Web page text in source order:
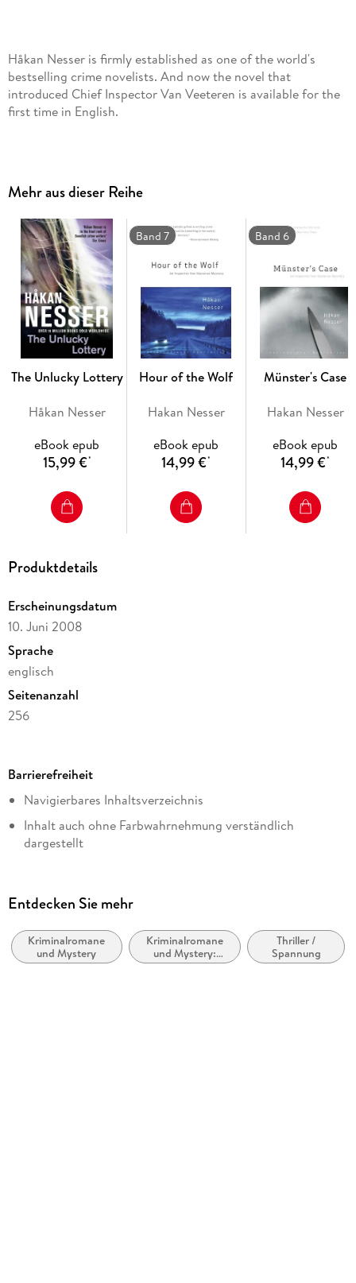
Håkan Nesser is firmly established as one of the world's
bestselling crime novelists. And now the novel that
introduced Chief Inspector Van Veeteren is available for the
first time in English.
guilty and imprisoned in a mental institution. But when
Mitter is murdered in his bed, Van Veeteren regrets not
following his gut and launches an investigation into the two
murders. As the chief inspector delves deeper, the twisted
root of these violent murders will shock even him.
Mehr aus dieser Reihe
The Unlucky Lottery
Håkan Nesser
eBook epub
15,99 €*
Band 7
Hour of the Wolf
Hakan Nesser
eBook epub
14,99 €*
Band 6
Münster's Case
Hakan Nesser
eBook epub
14,99 €*
Produktdetails
Erscheinungsdatum
10. Juni 2008
Sprache
englisch
Seitenanzahl
256
Reihe
Die Van-Veeteren-Krimis, 1
Autor/Autorin
Hakan Nesser
Knopf Doubleday Publishing Group
mit Adobe-DRM-Kopierschutz
Family Sharing
Barrierefreiheit
Navigierbares Inhaltsverzeichnis
Inhalt auch ohne Farbwahrnehmung verständlich
dargestellt
Entdecken Sie mehr
Kriminalromane
und Mystery
Kriminalromane
und Mystery:
Polizeiarbeit &
Thriller /
Spannung